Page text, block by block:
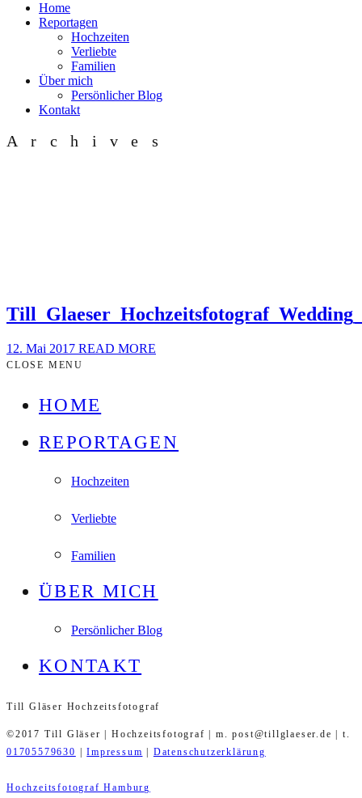
Home
Reportagen
Hochzeiten
Verliebte
Familien
Über mich
Persönlicher Blog
Kontakt
Archives
12. Mai 2017 READ MORE
CLOSE MENU
HOME
REPORTAGEN
Hochzeiten
Verliebte
Familien
ÜBER MICH
Persönlicher Blog
KONTAKT
Till Gläser Hochzeitsfotograf
©2017 Till Gläser | Hochzeitsfotograf | m. post@tillglaeser.de | t.
01705579630
|Impressum Datenschutzerklärung
Hochzeitsfotograf Hamburg